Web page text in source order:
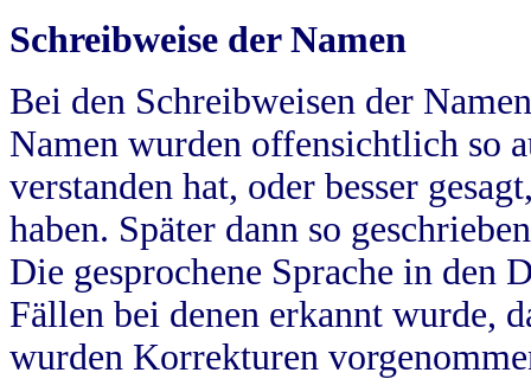
Schreibweise der Namen
Bei den Schreibweisen der
Namen wurden offensichtlich so
verstanden hat, oder besser
haben. Später dann so
Die gesprochene Sprache in
Fällen bei denen erkannt wurde,
wurden Korrekturen